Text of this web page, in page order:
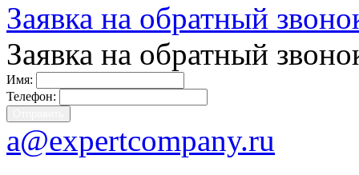
Заявка на обратный
Заявка на обратный
Имя:
Телефон:
a@expertcompany.ru